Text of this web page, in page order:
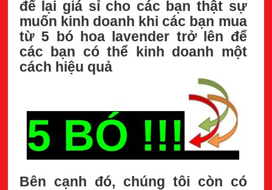
để lại giá sỉ cho các bạn thật sự
muốn kinh doanh khi các bạn mua
từ 5 bó hoa lavender trở lên để
các bạn có thể kinh doanh một
cách hiệu quả
5 BÓ !!!
Bên cạnh đó, chúng tôi còn có